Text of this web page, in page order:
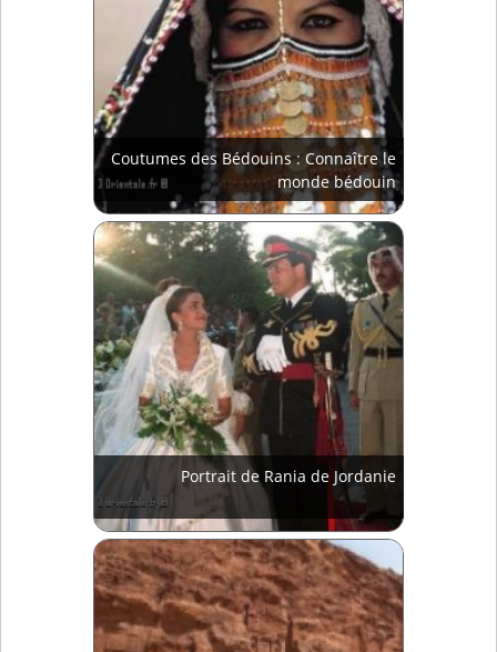
Coutumes des Bédouins : Connaître le
monde bédouin
Portrait de Rania de Jordanie